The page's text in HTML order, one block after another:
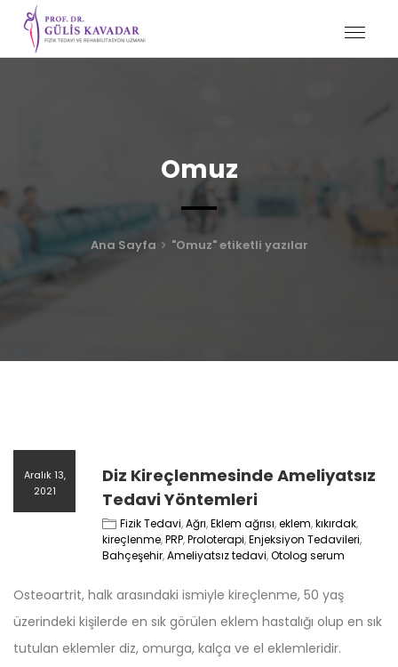
Omuz
Ana Sayfa "Omuz" etiketli yazılar
Aralık 13,
2021
Diz Kireçlenmesinde Ameliyatsız
Tedavi Yöntemleri
Fizik Tedavi,Ağrı,Eklem ağrısı,eklem,kıkırdak,
kireçlenme,PRP,Proloterapi,Enjeksiyon Tedavileri,
Bahçeşehir,Ameliyatsız tedavi,Otolog serum
Osteoartrit, halk arasındaki ismiyle kireçlenme, 50 yaş
üzerindeki kişilerde en sık görülen eklem hastalığı olup en sık
tutulan eklemler diz, omurga, kalça ve el eklemleridir.